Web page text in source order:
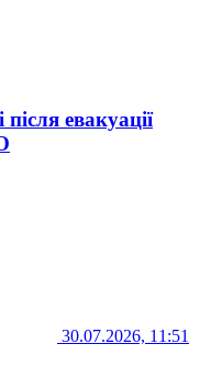
евакуації
30.07.2026, 11:51